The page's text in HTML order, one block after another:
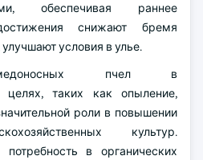
обеспечивая раннее
снижают бремя
условия в улье.
медоносных пчел в
целях, таких как опыление,
роли в повышении
культур.
в органических